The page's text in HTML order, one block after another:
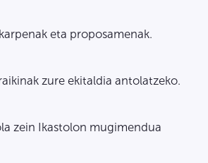
eta proposamenak.
zure ekitaldia antolatzeko.
zein Ikastolon mugimendua